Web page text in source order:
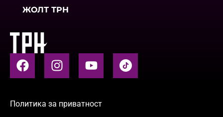
ЖОЛТ ТРН
Политика за приватност